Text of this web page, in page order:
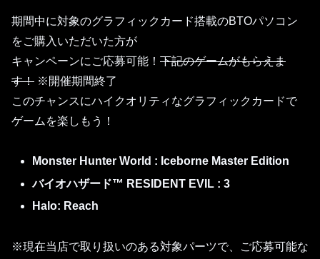
期間中に対象のグラフィックカード搭載のBTOパソコン
をご購入いただいた方が
キャンペーンにご応募可能！ 下記のゲームがもらえま
す！ ※開催期間終了
このチャンスにハイクオリティなグラフィックカードで
ゲームを楽しもう！
Monster Hunter World : Iceborne Master Edition
バイオハザード™ RESIDENT EVIL : 3
Halo: Reach
※現在当店で取り扱いのある対象パーツで、ご応募可能な